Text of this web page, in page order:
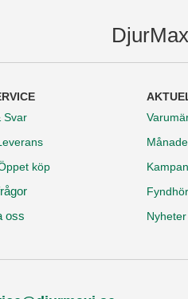
Svar
köp
oss
Nyheter